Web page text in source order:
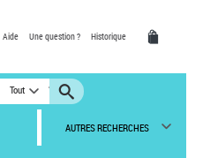
Aide Une question ? Historique
Tout
AUTRES RECHERCHES